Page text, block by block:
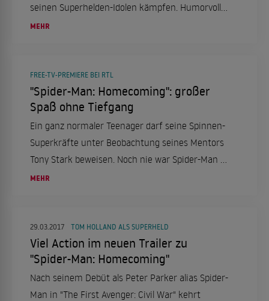
seinen Superhelden-Idolen kämpfen. Humorvolles
Reboot ohne Tiefgang.
MEHR
FREE-TV-PREMIERE BEI RTL
"Spider-Man: Homecoming": großer
Spaß ohne Tiefgang
Ein ganz normaler Teenager darf seine Spinnen-
Superkräfte unter Beobachtung seines Mentors
Tony Stark beweisen. Noch nie war Spider-Man so
liebenswürdig, lustig, frisch und unverbraucht.
MEHR
29.03.2017 TOM HOLLAND ALS SUPERHELD
Viel Action im neuen Trailer zu
"Spider-Man: Homecoming"
Nach seinem Debüt als Peter Parker alias Spider-
Man in "The First Avenger: Civil War" kehrt